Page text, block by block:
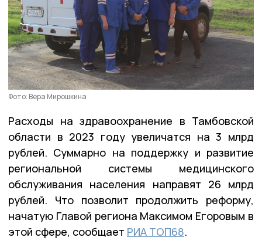
Фото: Вера Мирошкина
Расходы на здравоохранение в Тамбовской
области в 2023 году увеличатся на 3 млрд
рублей. Суммарно на поддержку и развитие
региональной системы медицинского
обслуживания населения направят 26 млрд
рублей. Что позволит продолжить реформу,
начатую Главой региона Максимом Егоровым в
этой сфере, сообщает РИА ТОП68.